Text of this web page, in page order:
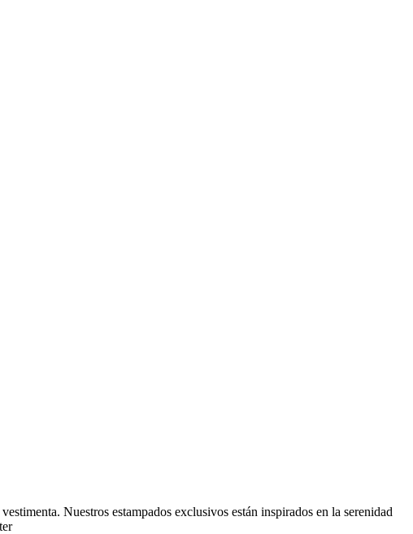
Nuestros estampados exclusivos están inspirados en la serenidad